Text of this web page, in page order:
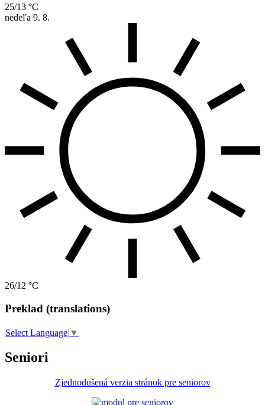
25/13 °C
nedeľa 9. 8.
26/12 °C
Preklad (translations)
Select Language ▼
Seniori
Zjednodušená verzia stránok pre seniorov